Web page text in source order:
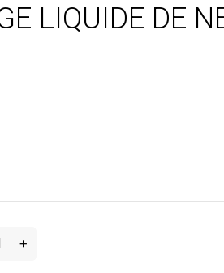
LIQUIDE DE
+